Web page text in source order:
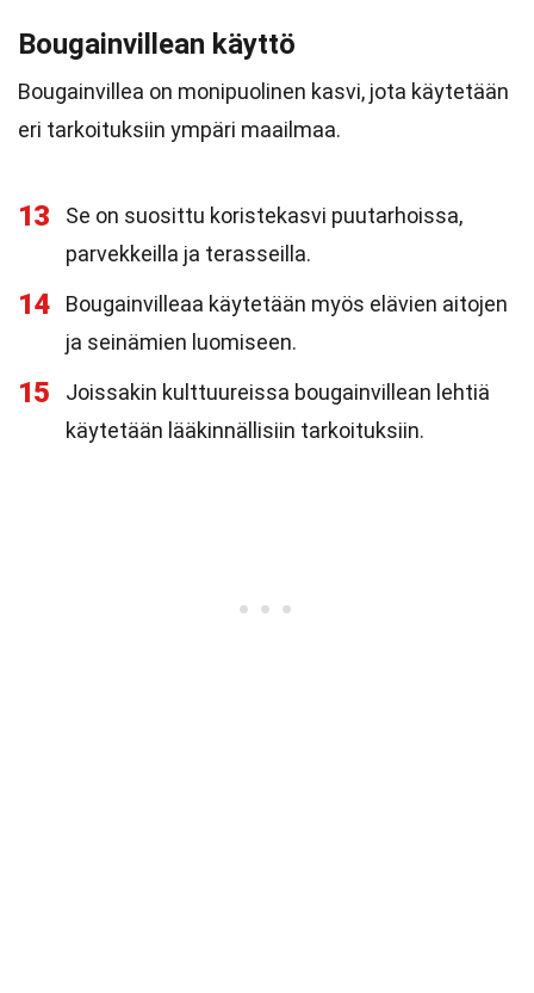
Bougainvillean käyttö
Bougainvillea on monipuolinen kasvi, jota käytetään
eri tarkoituksiin ympäri maailmaa.
13
Se on suosittu koristekasvi puutarhoissa,
parvekkeilla ja terasseilla.
14
Bougainvilleaa käytetään myös elävien aitojen
ja seinämien luomiseen.
15
Joissakin kulttuureissa bougainvillean lehtiä
käytetään lääkinnällisiin tarkoituksiin.